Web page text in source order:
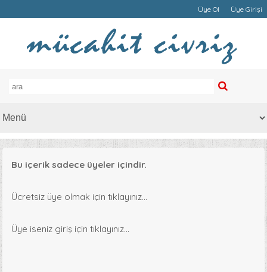
Üye Ol Üye Girişi
Bu içerik sadece üyeler içindir.
Ücretsiz üye olmak için tıklayınız...
Üye iseniz giriş için tıklayınız...